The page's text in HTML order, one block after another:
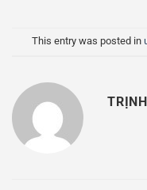
This entry was posted in